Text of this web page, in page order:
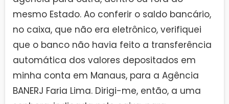
mesmo Estado. Ao conferir o saldo bancário,
no caixa, que não era eletrônico, verifiquei
que o banco não havia feito a transferência
automática dos valores depositados em
minha conta em Manaus, para a Agência
BANERJ Faria Lima. Dirigi-me, então, a uma